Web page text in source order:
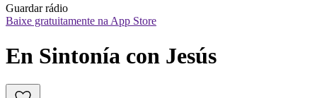
Guardar rádio
Baixe gratuitamente na App Store
En Sintonía con Jesús